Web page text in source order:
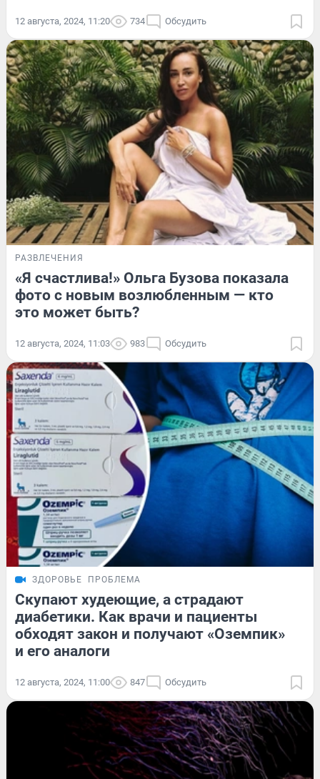
12 августа, 2024, 11:20 734 Обсудить
РАЗВЛЕЧЕНИЯ
«Я счастлива!» Ольга Бузова показала
фото с новым возлюбленным — кто
это может быть?
12 августа, 2024, 11:03 983 Обсудить
ЗДОРОВЬЕ ПРОБЛЕМА
Скупают худеющие, а страдают
диабетики. Как врачи и пациенты
обходят закон и получают «Оземпик»
и его аналоги
12 августа, 2024, 11:00 847 Обсудить